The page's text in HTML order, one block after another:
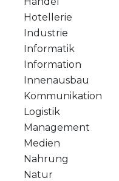
Hotellerie
Industrie
Informatik
Information
Innenausbau
Kommunikation
Logistik
Management
Medien
Nahrung
Natur